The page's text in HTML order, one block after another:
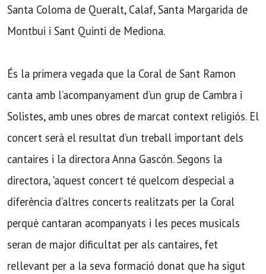
Santa Coloma de Queralt, Calaf, Santa Margarida de
Montbui i Sant Quinti de Mediona.
És la primera vegada que la Coral de Sant Ramon
canta amb l’acompanyament d’un grup de Cambra i
Solistes, amb unes obres de marcat context religiós. El
concert serà el resultat d’un treball important dels
cantaires i la directora Anna Gascón. Segons la
directora, 'aquest concert té quelcom d’especial a
diferència d’altres concerts realitzats per la Coral
perquè cantaran acompanyats i les peces musicals
seran de major dificultat per als cantaires, fet
rellevant per a la seva formació donat que ha sigut